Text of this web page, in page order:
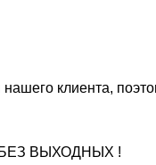
клиента,
ВЫХОДНЫХ !